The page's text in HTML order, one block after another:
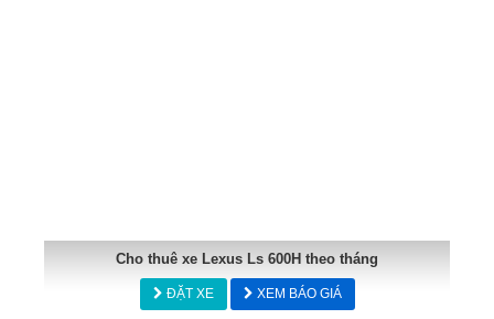
Cho thuê xe Lexus Ls 600H theo tháng
ĐẶT XE XEM BÁO GIÁ